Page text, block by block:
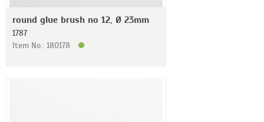
round glue brush no 12, Ø 23mm
1787
Item No.: 180178